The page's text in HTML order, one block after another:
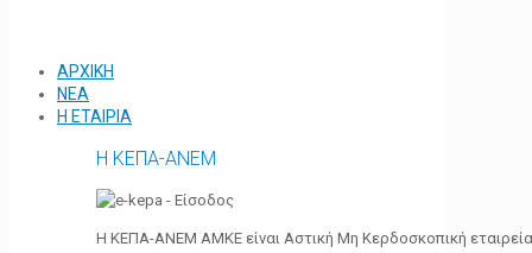
ΑΡΧΙΚΗ
ΝΕΑ
Η ΕΤΑΙΡΙΑ
Η ΚΕΠΑ-ΑΝΕΜ
Η ΚΕΠΑ-ΑΝΕΜ ΑΜΚΕ είναι Αστική Μη Κερδοσκοπική